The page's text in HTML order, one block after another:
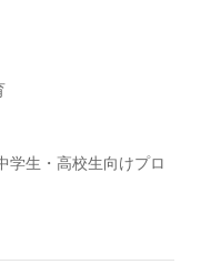
学生・高校生向けプロ